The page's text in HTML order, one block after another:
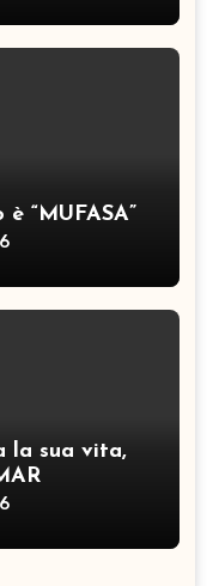
“MUFASA”
la sua vita,